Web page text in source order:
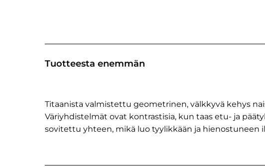
Tuotteesta enemmän
Titaanista valmistettu geometrinen, välkkyvä kehys
Väriyhdistelmät ovat kontrastisia, kun taas etu- ja
sovitettu yhteen, mikä luo tyylikkään ja hienostuneen